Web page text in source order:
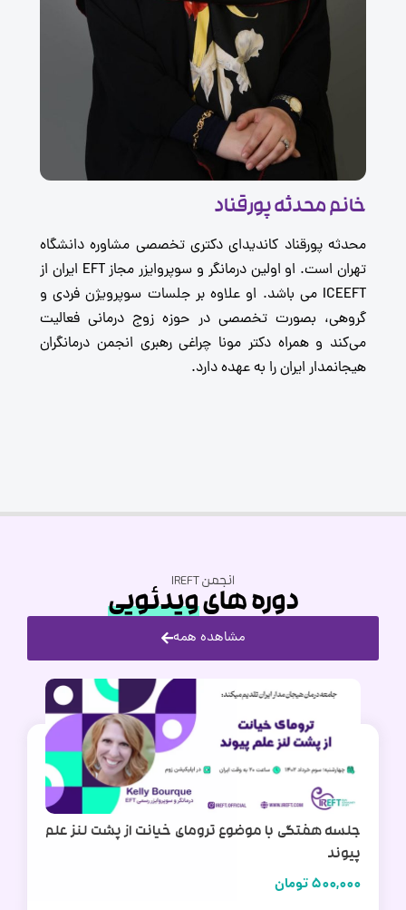
خانم محدثه پورقناد
محدثه پورقناد کاندیدای دکتری تخصصی مشاوره دانشگاه
تهران است. او اولین درمانگر و سوپروایزر مجاز EFT ایران از
ICEEFT می باشد. او علاوه بر جلسات سوپرویژن فردی و
گروهی، بصورت تخصصی در حوزه زوج درمانی فعالیت
می‌کند و همراه دکتر مونا چراغی رهبری انجمن درمانگران
هیجانمدار ایران را به عهده دارد.
دوره هایویدئویی
مشاهده همه
جلسه هفتگی با موضوع ترومای خیانت از پشت لنز علم
500,000تومان